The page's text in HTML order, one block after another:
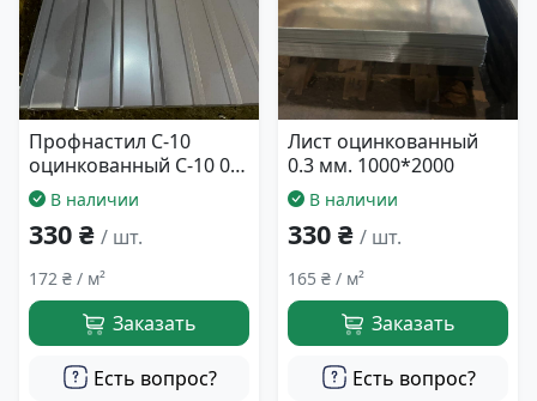
Профнастил C-10
оцинкованный C-10 0.3
мм. 940*2000
В наличии
330 ₴ / шт.
172 ₴ / м²
Заказать
Есть вопрос?
Лист оцинкованный
0.3 мм. 1000*2000
В наличии
330 ₴ / шт.
165 ₴ / м²
Заказать
Есть вопрос?